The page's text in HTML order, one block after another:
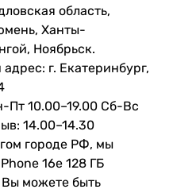
область,
Ханты-
Ноябрьск.
г. Екатеринбург,
Пт 10.00–19.00 Сб-Вс
14.00–14.30
городе РФ, мы
16e 128 ГБ
можете быть